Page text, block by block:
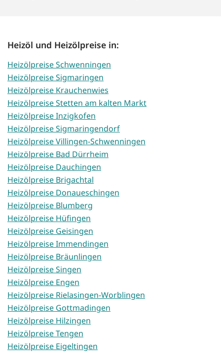
Heizöl und Heizölpreise in:
Heizölpreise Schwenningen
Heizölpreise Sigmaringen
Heizölpreise Krauchenwies
Heizölpreise Stetten am kalten Markt
Heizölpreise Inzigkofen
Heizölpreise Sigmaringendorf
Heizölpreise Villingen-Schwenningen
Heizölpreise Bad Dürrheim
Heizölpreise Dauchingen
Heizölpreise Brigachtal
Heizölpreise Donaueschingen
Heizölpreise Blumberg
Heizölpreise Hüfingen
Heizölpreise Geisingen
Heizölpreise Immendingen
Heizölpreise Bräunlingen
Heizölpreise Singen
Heizölpreise Engen
Heizölpreise Rielasingen-Worblingen
Heizölpreise Gottmadingen
Heizölpreise Hilzingen
Heizölpreise Tengen
Heizölpreise Eigeltingen